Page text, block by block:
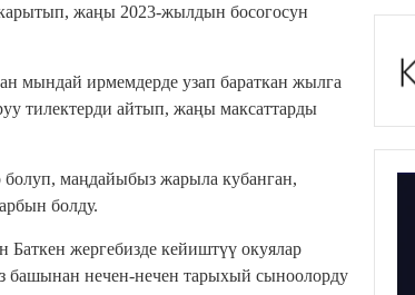
жаңы 2023-жылдын босогосун
мындай ирмемдерде узап бараткан жылга
тилектерди айтып, жаңы максаттарды
маңдайыбыз жарыла кубанган,
болду.
жергебизде кейиштүү окуялар
нечен-нечен тарыхый сыноолорду